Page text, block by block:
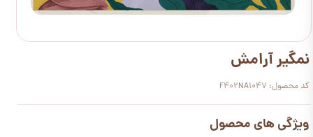
نمگیر آرامش
کد محصول: F402NA1047
ویژگی های محصول